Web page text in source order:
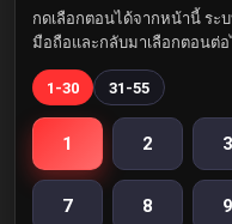
กดเลือกตอนได้จากหน้านี้ ระ
มือถือและกลับมาเลือกตอนต่อ
1-30 31-55
1 2 3
7 8 9